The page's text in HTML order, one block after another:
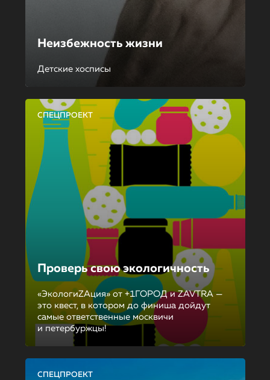
Неизбежность жизни
Детские хосписы
СПЕЦПРОЕКТ
Проверь свою экологичность
«ЭкологиZAция» от +1ГОРОД и ZAVTRA —
это квест, в котором до финиша дойдут
самые ответственные москвичи
и петербуржцы!
СПЕЦПРОЕКТ